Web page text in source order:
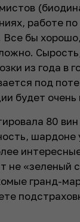
работе
бы
из года в
под
будет
80
не
гранд-